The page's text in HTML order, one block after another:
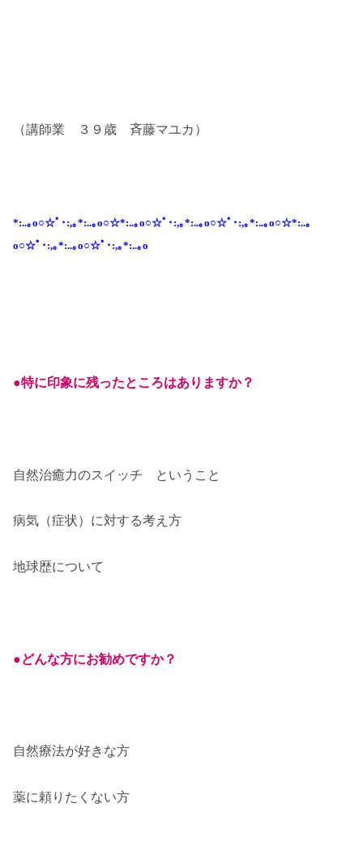
（講師業 ３９歳 斉藤マユカ）
*:..｡o○☆ﾟ･:,｡*:..｡o○☆*:..｡o○☆ﾟ･:,｡*:..｡o○☆ﾟ･:,｡*:..｡o○☆*:..｡
o○☆ﾟ･:,｡*:..｡o○☆ﾟ･:,｡*:..｡o
●特に印象に残ったところはありますか？
自然治癒力のスイッチ ということ
病気（症状）に対する考え方
地球歴について
●どんな方にお勧めですか？
自然療法が好きな方
薬に頼りたくない方